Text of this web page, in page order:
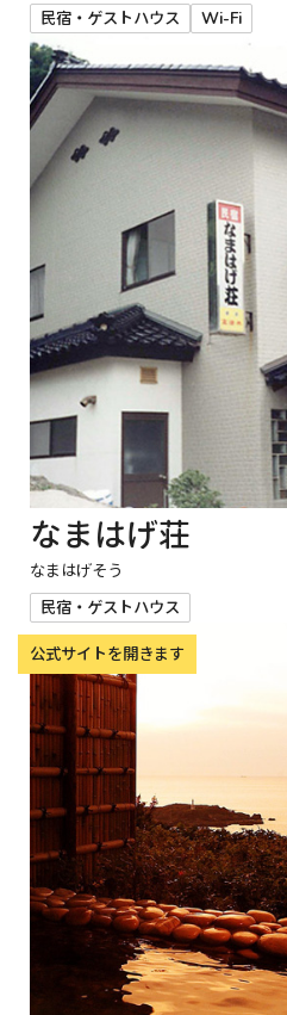
民宿・ゲストハウス
Wi-Fi
なまはげ荘
なまはげそう
民宿・ゲストハウス